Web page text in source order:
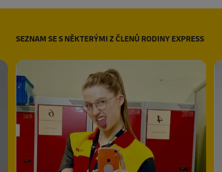
SEZNAM SE S NĚKTERÝMI Z ČLENŮ RODINY EXPRESS